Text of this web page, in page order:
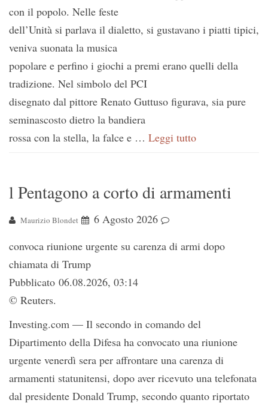
con il popolo. Nelle feste
dell’Unità si parlava il dialetto, si gustavano i piatti tipici,
veniva suonata la musica
popolare e perfino i giochi a premi erano quelli della
tradizione. Nel simbolo del PCI
disegnato dal pittore Renato Guttuso figurava, sia pure
seminascosto dietro la bandiera
rossa con la stella, la falce e … Leggi tutto
l Pentagono a corto di armamenti
Maurizio Blondet
6 Agosto 2026
convoca riunione urgente su carenza di armi dopo
chiamata di Trump
Pubblicato 06.08.2026, 03:14
© Reuters.
Investing.com — Il secondo in comando del
Dipartimento della Difesa ha convocato una riunione
urgente venerdì sera per affrontare una carenza di
armamenti statunitensi, dopo aver ricevuto una telefonata
dal presidente Donald Trump, secondo quanto riportato